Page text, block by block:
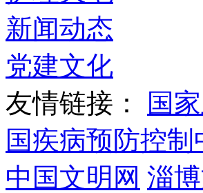
新闻动态
党建文化
友情链接：
国
国疾病预防控制
中国文明网 淄